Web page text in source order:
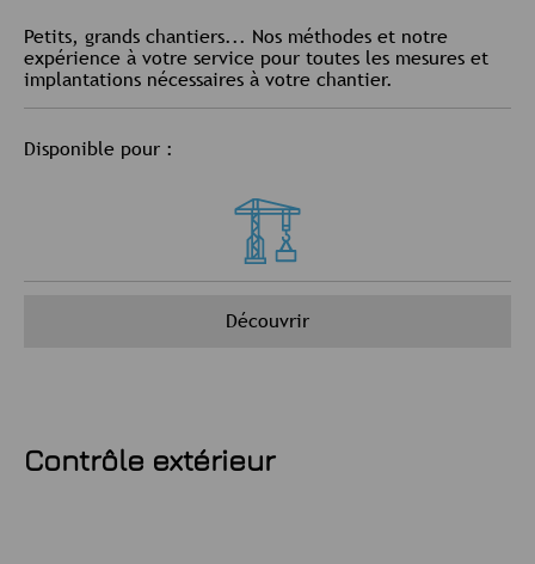
Petits, grands chantiers... Nos méthodes et notre
expérience à votre service pour toutes les mesures et
implantations nécessaires à votre chantier.
Disponible pour :
Découvrir
Contrôle extérieur